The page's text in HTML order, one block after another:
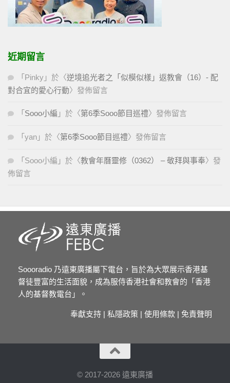
近期留言
「 Pinky 」於〈逆境追光者之「似模似樣」返教會（16）- 配
對合宜的愛心行動〉發佈留言
「 Sooo小編 」於〈第6季Sooo節目巡禮〉發佈留言
「 yan 」於〈第6季Sooo節目巡禮〉發佈留言
「 Sooo小編 」於〈教會年曆靈修（0362） – 敬拜與事奉〉發
佈留言
Soooradio 乃遠東廣播屬下電台，旨於為大眾展示香港基
督徒豐富的生活面貌，成為服侍香港社會和教會的「香港
人的基督教電台」。
奉獻支持 | 私隱政策 | 使用條款 | 免責聲明
© 2017-2026 遠東廣播